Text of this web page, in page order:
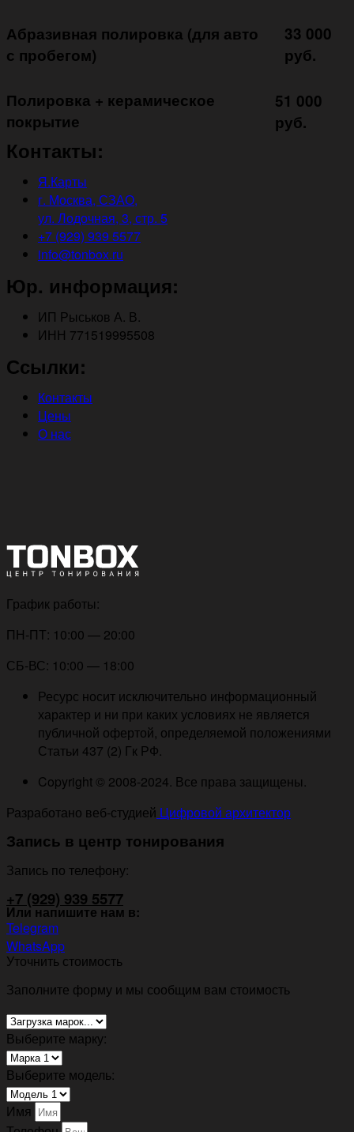
Абразивная полировка (для авто
с пробегом)
33 000
руб.
Полировка + керамическое
покрытие ㅤㅤㅤㅤㅤ
51 000
руб.
Контакты:
Я.Карты
г. Москва, СЗАО,
ул. Лодочная, 3, стр. 5
+7 (929) 939 5577
info@tonbox.ru
Юр. информация:
ИП Рыськов А. В.
ИНН 771519995508
Ссылки:
Контакты
Цены
О нас
График работы:
ПН-ПТ: 10:00 — 20:00
СБ-ВС: 10:00 — 18:00
Ресурс носит исключительно информационный
характер и ни при каких условиях не является
публичной офертой, определяемой положениями
Статьи 437 (2) Гк РФ.
Copyright © 2008-2024. Все права защищены.
Разработано веб-студией Цифровой архитектор
Запись в центр тонирования
Запись по телефону:
+7 (929) 939 5577
Или напишите нам в:
Telegram
WhatsApp
Уточнить стоимость
Заполните форму и мы сообщим вам стоимость
Выберите марку:
Выберите модель:
Имя